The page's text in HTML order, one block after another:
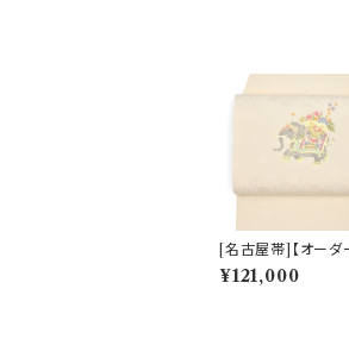
[名古屋帯]【オーダ
品】京都 きねや 謹
染め 更紗象 九寸帯
¥121,000